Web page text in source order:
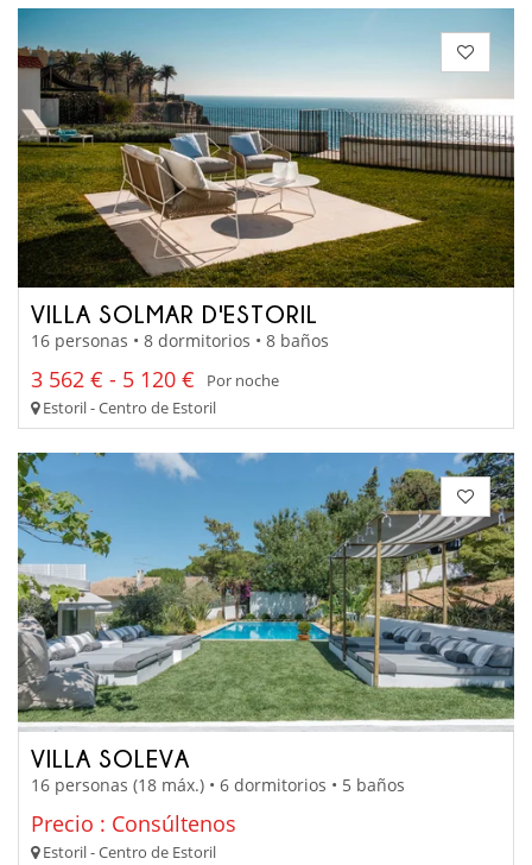
VILLA SOLMAR D'ESTORIL
16 personas • 8 dormitorios • 8 baños
3 562 € - 5 120 €
Por noche
Estoril - Centro de Estoril
VILLA SOLEVA
16 personas (18 máx.) • 6 dormitorios • 5 baños
Precio : Consúltenos
Estoril - Centro de Estoril